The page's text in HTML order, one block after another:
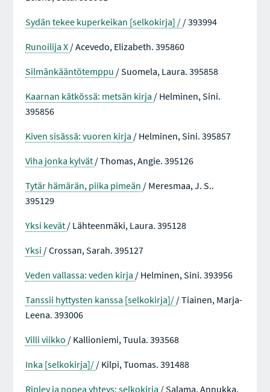
Sydän tekee kuperkeikan [selkokirja] / / 393994
Runoilija X / Acevedo, Elizabeth. 395860
Silmänkääntötemppu / Suomela, Laura. 395858
Kaarnan kätkössä: metsän kirja / Helminen, Sini.
395856
Kiven sisässä: vuoren kirja / Helminen, Sini. 395857
Viha jonka kylvät / Thomas, Angie. 395126
Tytär hämärän, piika pimeän / Meresmaa, J. S..
395129
Yksi kevät / Lähteenmäki, Laura. 395128
Yksi / Crossan, Sarah. 395127
Veden vallassa: veden kirja / Helminen, Sini. 393956
Tanssii hyttysten kanssa [selkokirja]/ / Tiainen, Marja-
Leena. 393006
Villi viikko / Kallioniemi, Tuula. 393568
Inka [selkokirja]/ / Kilpi, Tuomas. 391488
Ripley ja nopea yhteys: selkokirja / Salama, Annukka.